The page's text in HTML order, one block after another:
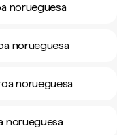
norueguesa
norueguesa
norueguesa
norueguesa